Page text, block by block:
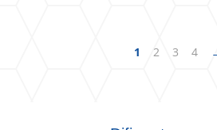
1 2 3 4